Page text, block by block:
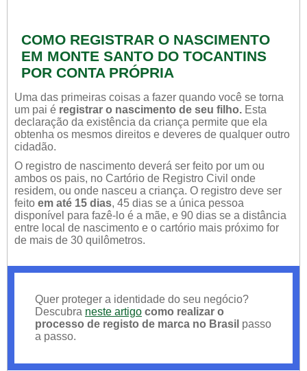
COMO REGISTRAR O NASCIMENTO
EM MONTE SANTO DO TOCANTINS
POR CONTA PRÓPRIA
Uma das primeiras coisas a fazer quando você se torna
um pai é registrar o nascimento de seu filho. Esta
declaração da existência da criança permite que ela
obtenha os mesmos direitos e deveres de qualquer outro
cidadão.
O registro de nascimento deverá ser feito por um ou
ambos os pais, no Cartório de Registro Civil onde
residem, ou onde nasceu a criança. O registro deve ser
feito em até 15 dias, 45 dias se a única pessoa
disponível para fazê-lo é a mãe, e 90 dias se a distância
entre local de nascimento e o cartório mais próximo for
de mais de 30 quilômetros.
Quer proteger a identidade do seu negócio?
Descubra neste artigo como realizar o
processo de registo de marca no Brasil passo
a passo.